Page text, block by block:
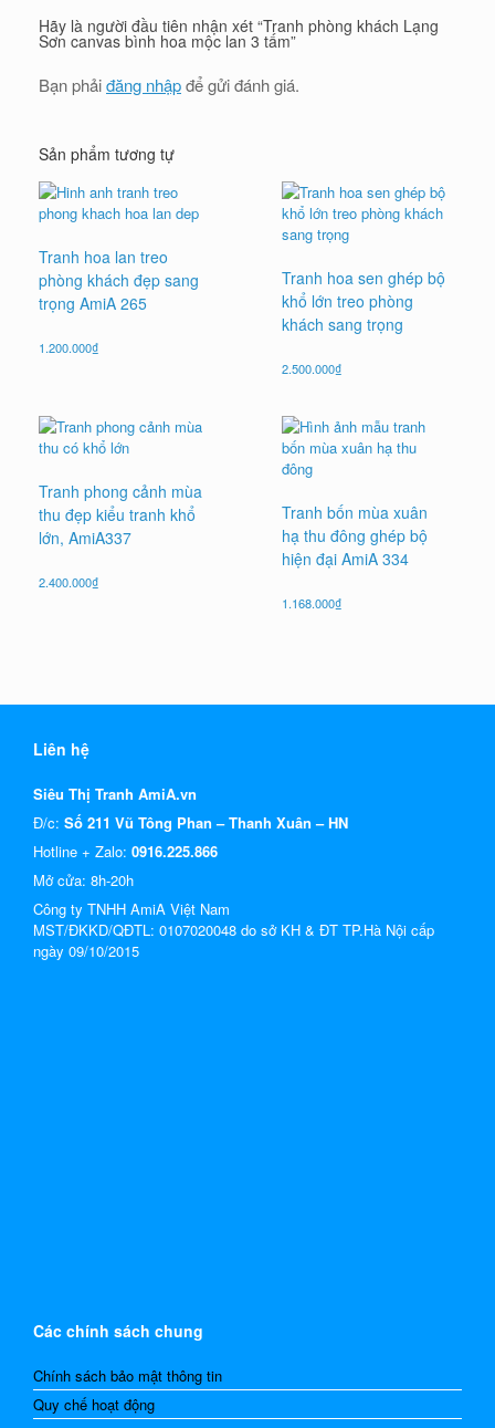
Hãy là người đầu tiên nhận xét “Tranh phòng khách Lạng
Sơn canvas bình hoa mộc lan 3 tấm”
Bạn phảiđăng nhậpđể gửi đánh giá.
Sản phẩm tương tự
Tranh hoa lan treo
phòng khách đẹp sang
trọng AmiA 265
1.200.000₫
Tranh hoa sen ghép bộ
khổ lớn treo phòng
khách sang trọng
2.500.000₫
Tranh phong cảnh mùa
thu đẹp kiểu tranh khổ
lớn, AmiA337
2.400.000₫
Tranh bốn mùa xuân
hạ thu đông ghép bộ
hiện đại AmiA 334
1.168.000₫
Liên hệ
Siêu Thị Tranh AmiA.vn
Đ/c: Số 211 Vũ Tông Phan – Thanh Xuân – HN
Hotline + Zalo: 0916.225.866
Mở cửa: 8h-20h
Công ty TNHH AmiA Việt Nam
MST/ĐKKD/QĐTL: 0107020048 do sở KH & ĐT TP.Hà Nội cấp
ngày 09/10/2015
Các chính sách chung
Chính sách bảo mật thông tin
Quy chế hoạt động